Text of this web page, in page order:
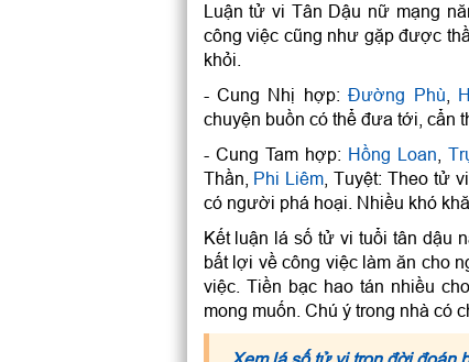
Luận tử vi Tân Dậu nữ mạng
công việc cũng như gặp được
khỏi.
- Cung Nhị hợp:Đường Phù
chuyện buồn có thể đưa tới, cẩn
- Cung Tam hợp: Hồng Loan ,
Thần, Phi Liêm , Tuyệt: Theo tử
có người phá hoại. Nhiều khó
Kết luận lá số tử vi tuổi tân dậu
bất lợi về công việc làm ăn cho
việc. Tiền bạc hao tán nhiều
mong muốn. Chú ý trong nhà có